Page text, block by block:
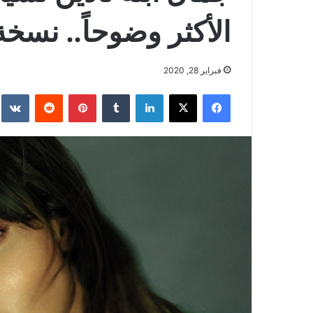
الأكثر وضوحاً..
فبراير 28, 2020
فيسبوك ‫X لينكدإن بينتيريست